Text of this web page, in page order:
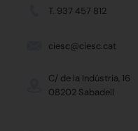
T. 937 457 812
ciesc@ciesc.cat
C/ de la Indústria, 16
08202 Sabadell